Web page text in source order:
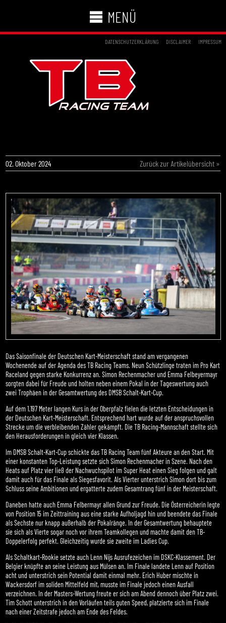
MENÜ
DATENSCHUTZERKLÄRUNG DISCLAIMER IMPRESSUM
02. Oktober 2024 Zurück zur Artikelübersicht »
Das Saisonfinale der Deutschen Kart-Meisterschaft stand am vergangenen
Wochenende auf der Agenda des TB Racing Teams. Neun Schützlinge traten im Pro Kart
Raceland gegen starke Konkurrenz an. Simon Rechenmacher und Emma Felbeyermayr
sorgten dabei für Freude und holten neben einem Pokal in der Tageswertung auch
zwei Trophäen in der Gesamtwertung des DMSB Schalt-Kart-Cup.
Auf dem 1.197 Meter langen Kurs in der Oberpfalz fielen die letzten Entscheidungen in
der Deutschen Kart-Meisterschaft. Entsprechend hart wurde auf der anspruchsvollen
Strecke um die verbleibenden Zähler gekämpft. Die TB Racing-Mannschaft stellte sich
den Herausforderungen in gleich vier Klassen.
Im DMSB Schalt-Kart-Cup schickte das TB Racing Team fünf Akteure an den Start. Mit
einer konstanten Top-Leistung setzte sich Simon Rechenmacher in Szene. Nach den
Heats auf Platz vier ließ der Nachwuchspilot im Super Heat einen Sieg folgen und galt
damit auch für das Finale als Siegesfavorit. Als Vierter unterstrich Simon dort bis zum
Schluss seine Ambitionen und ergatterte zudem Gesamtrang fünf in der Meisterschaft.
Daneben hatte auch Emma Felbermayr allen Grund zur Freude. Die Österreicherin legte
von Position 15 im Zeittraining aus eine starke Aufholjagd hin und beendete das Finale
als Sechste nur knapp außerhalb der Pokalränge. In der Gesamtwertung behauptete
sie sich als Vierte sogar noch vor ihrem Teamkollegen und machte damit den TB-
Doppelerfolg perfekt. Gleichzeitig wurde sie zweite im Ladies Cup.
Als Schaltkart-Rookie setzte auch Lenn Nijs Ausrufezeichen im DSKC-Klassement. Der
Belgier knüpfte an seine Leistung aus Mülsen an. Im Finale landete Lenn auf Position
acht und unterstrich sein Potential damit einmal mehr. Erich Huber mischte in
Wackersdorf im soliden Mittelfeld mit, musste im Finale jedoch einen Ausfall
verzeichnen. In der Masters-Wertung freute er sich am Abend dennoch über Platz zwei.
Tim Schott unterstrich in den Vorläufen teils guten Speed, platzierte sich im Finale
nach einer Zeitstrafe jedoch am Ende des Feldes.